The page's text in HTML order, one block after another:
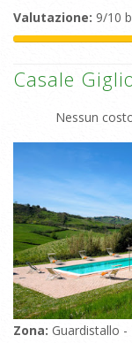
Valutazione: 9/10
Casale
Nessun
Zona: Guardistallo -